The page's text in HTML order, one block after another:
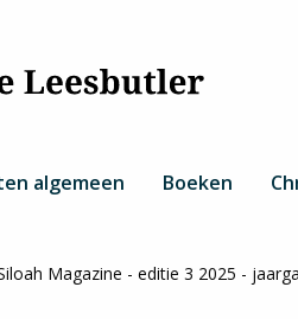
algemeen Boeken
Magazine - editie 3 2025 -